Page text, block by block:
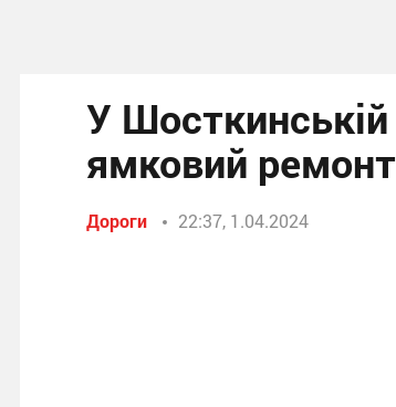
У Шосткинській
ямковий ремонт
Дороги 22:37, 1.04.2024